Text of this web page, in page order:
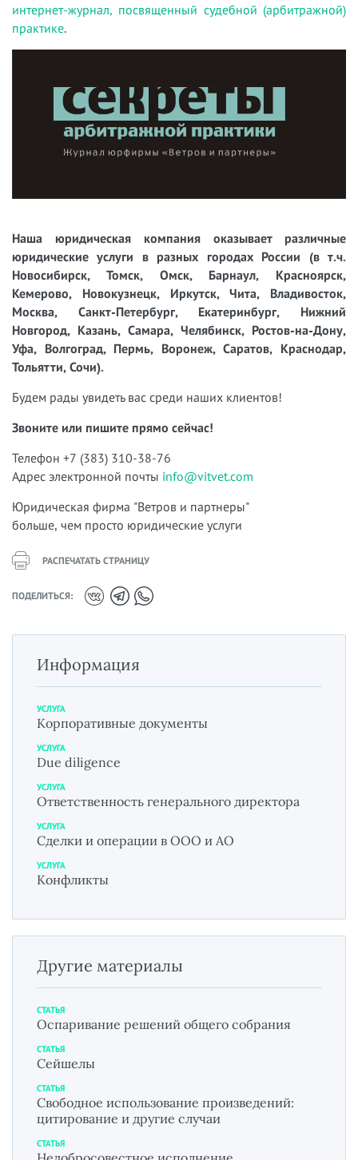
интернет-журнал, посвященный судебной (арбитражной)
практике.
Наша юридическая компания оказывает различные
юридические услуги в разных городах России (в т.ч.
Новосибирск, Томск, Омск, Барнаул, Красноярск,
Кемерово, Новокузнецк, Иркутск, Чита, Владивосток,
Москва, Санкт-Петербург, Екатеринбург, Нижний
Новгород, Казань, Самара, Челябинск, Ростов-на-Дону,
Уфа, Волгоград, Пермь, Воронеж, Саратов, Краснодар,
Тольятти, Сочи).
Будем рады увидеть вас среди наших клиентов!
Звоните или пишите прямо сейчас!
Телефон +7 (383) 310-38-76
Адрес электронной почты info@vitvet.com
Юридическая фирма "Ветров и партнеры"
больше, чем просто юридические услуги
РАСПЕЧАТАТЬ СТРАНИЦУ
ПОДЕЛИТЬСЯ:
Информация
УСЛУГА
Корпоративные документы
УСЛУГА
Due diligence
УСЛУГА
Ответственность генерального директора
УСЛУГА
Сделки и операции в ООО и АО
УСЛУГА
Конфликты
Другие материалы
СТАТЬЯ
Оспаривание решений общего собрания
СТАТЬЯ
Сейшелы
СТАТЬЯ
Свободное использование произведений:
цитирование и другие случаи
СТАТЬЯ